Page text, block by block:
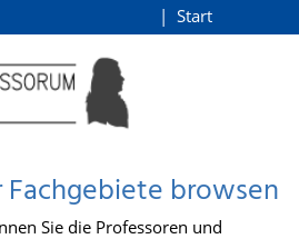
Start
Fachgebiete browsen
Sie die Professoren und